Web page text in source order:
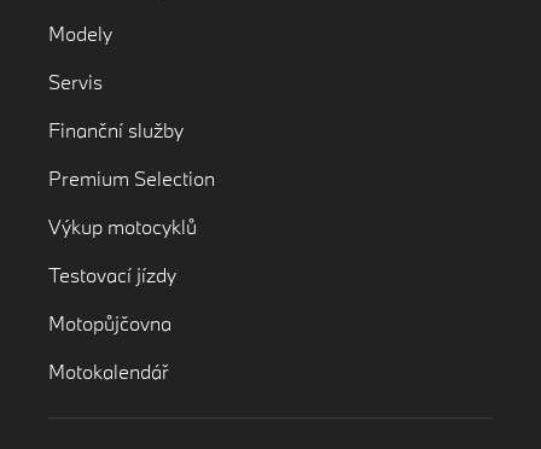
Modely
Servis
Finanční služby
Premium Selection
Výkup motocyklů
Testovací jízdy
Motopůjčovna
Motokalendář